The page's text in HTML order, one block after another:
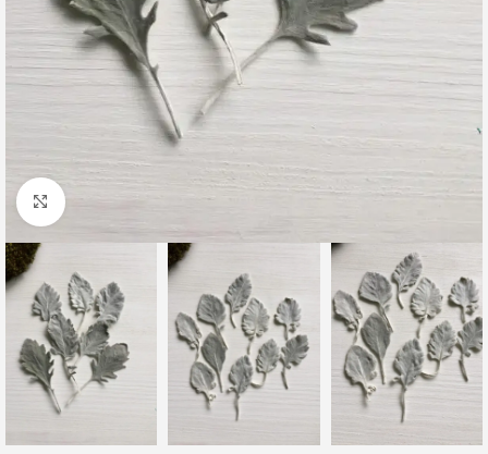
Клацніть, щоб збільшити